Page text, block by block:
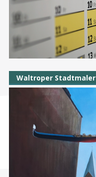
Waltroper Stadtmaler